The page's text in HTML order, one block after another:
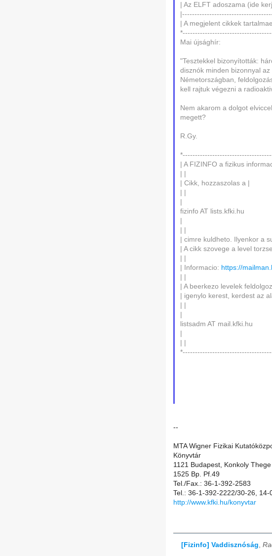
| Az ELFT adoszama (ide
| A megjelent cikkek
Mai újsághír:
"Tesztekkel bizonyították:
disznók minden bizonnyal
Németországban,
kell rajtuk végezni a
Nem akarom a dolgot
megett?
R.Gy.
| A FIZINFO a fizikus
| Cikk, hozzaszolas a |
fizinfo AT lists.kfki.hu
| cimre kuldheto. Ilyenkor a
| A cikk szovege a level
| Informacio: https://
| A beerkezo levelek
| igenylo kerest, kerdest az
listsadm AT mail.kfki.hu
--
MTA Wigner Fizikai
Könyvtár
1121 Budapest, Konkoly
1525 Bp. Pf.49
Tel./Fax.: 36-1-392-2583
Tel.: 36-1-392-2222/30-26, 14-
http://www.kfki.hu/konyvtar
[Fizinfo] Vaddisznóság,